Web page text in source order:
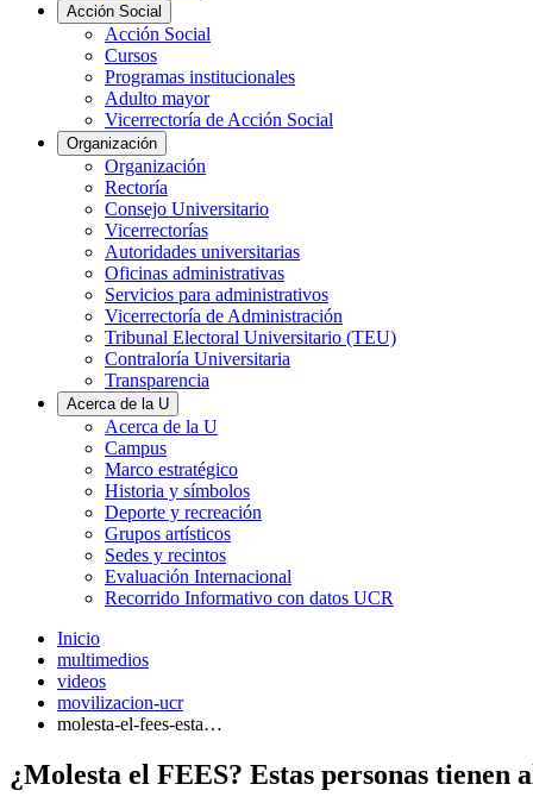
Acción Social
Acción Social
Cursos
Programas institucionales
Adulto mayor
Vicerrectoría de Acción Social
Organización
Organización
Rectoría
Consejo Universitario
Vicerrectorías
Autoridades universitarias
Oficinas administrativas
Servicios para administrativos
Vicerrectoría de Administración
Tribunal Electoral Universitario (TEU)
Contraloría Universitaria
Transparencia
Acerca de la U
Acerca de la U
Campus
Marco estratégico
Historia y símbolos
Deporte y recreación
Grupos artísticos
Sedes y recintos
Evaluación Internacional
Recorrido Informativo con datos UCR
Inicio
multimedios
videos
movilizacion-ucr
molesta-el-fees-esta…
¿Molesta el FEES? Estas personas tienen